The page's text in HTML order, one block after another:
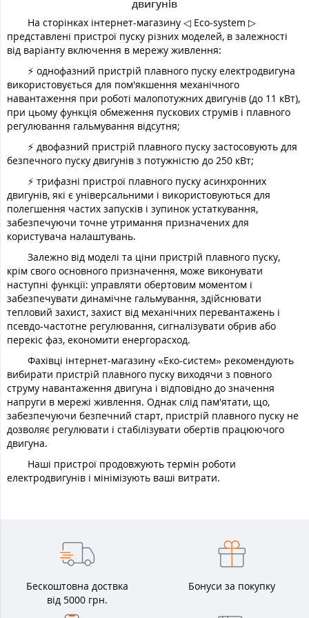
двигунів
На сторінках інтернет-магазину ◁ Eco-system ▷
представлені пристрої пуску різних моделей, в залежності
від варіанту включення в мережу живлення:
⚡ однофазний пристрій плавного пуску електродвигуна
використовується для пом'якшення механічного
навантаження при роботі малопотужних двигунів (до 11 кВт),
при цьому функція обмеження пускових струмів і плавного
регулювання гальмування відсутня;
⚡ двофазний пристрій плавного пуску застосовують для
безпечного пуску двигунів з потужністю до 250 кВт;
⚡ трифазні пристрої плавного пуску асинхронних
двигунів, які є універсальними і використовуються для
полегшення частих запусків і зупинок устаткування,
забезпечуючи точне утримання призначених для
користувача налаштувань.
Залежно від моделі та ціни пристрій плавного пуску,
крім свого основного призначення, може виконувати
наступні функції: управляти обертовим моментом і
забезпечувати динамічне гальмування, здійснювати
тепловий захист, захист від механічних перевантажень і
псевдо-частотне регулювання, сигналізувати обрив або
перекіс фаз, економити енергорасход.
Фахівці інтернет-магазину «Еко-систем» рекомендують
вибирати пристрій плавного пуску виходячи з повного
струму навантаження двигуна і відповідно до значення
напруги в мережі живлення. Однак слід пам'ятати, що,
забезпечуючи безпечний старт, пристрій плавного пуску не
дозволяє регулювати і стабілізувати обертів працюючого
двигуна.
Наші пристрої продовжують термін роботи
електродвигунів і мінімізують ваші витрати.
Бескоштовна доствка
від 5000 грн.
Бонуси за покупку